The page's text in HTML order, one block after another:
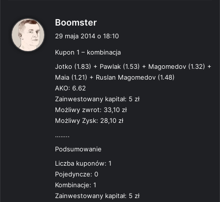
Boomster
z
e
:
29 maja 2014 o 18:10
Kupon 1 – kombinacja
Jotko (1.83) + Pawlak (1.53) + Magomedov (1.32) +
Maia (1.21) + Ruslan Magomedov (1.48)
AKO: 6.62
Zainwestowany kapitał: 5 zł
Możliwy zwrot: 33,10 zł
Możliwy Zysk: 28,10 zł
……..
Podsumowanie
Liczba kuponów: 1
Pojedyncze: 0
Kombinacje: 1
Zainwestowany kapitał: 5 zł